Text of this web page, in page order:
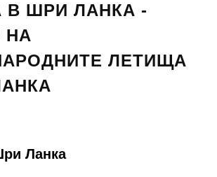
В ШРИ ЛАНКА -
НА
ЛЕТИЩА
Ланка